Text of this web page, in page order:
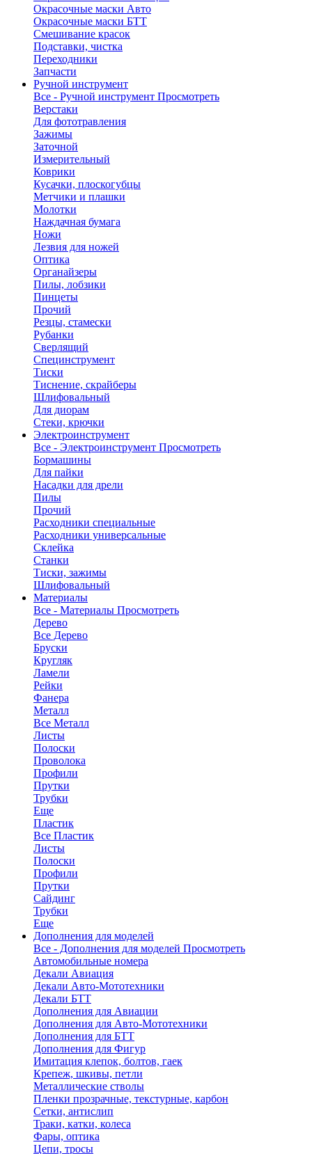
Окрасочные маски Авто
Окрасочные маски БТТ
Смешивание красок
Подставки, чистка
Переходники
Запчасти
Ручной инструмент
Все - Ручной инструмент Просмотреть
Верстаки
Для фототравления
Зажимы
Заточной
Измерительный
Коврики
Кусачки, плоскогубцы
Метчики и плашки
Молотки
Наждачная бумага
Ножи
Лезвия для ножей
Оптика
Органайзеры
Пилы, лобзики
Пинцеты
Прочий
Резцы, стамески
Рубанки
Сверлящий
Специнструмент
Тиски
Тиснение, скрайберы
Шлифовальный
Для диорам
Стеки, крючки
Электроинструмент
Все - Электроинструмент Просмотреть
Бормашины
Для пайки
Насадки для дрели
Пилы
Прочий
Расходники специальные
Расходники универсальные
Склейка
Станки
Тиски, зажимы
Шлифовальный
Материалы
Все - Материалы Просмотреть
Дерево
Все Дерево
Бруски
Кругляк
Ламели
Рейки
Фанера
Металл
Все Металл
Листы
Полоски
Проволока
Профили
Прутки
Трубки
Еще
Пластик
Все Пластик
Листы
Полоски
Профили
Прутки
Сайдинг
Трубки
Еще
Дополнения для моделей
Все - Дополнения для моделей Просмотреть
Автомобильные номера
Декали Авиация
Декали Авто-Мототехники
Декали БТТ
Дополнения для Авиации
Дополнения для Авто-Мототехники
Дополнения для БТТ
Дополнения для Фигур
Имитация клепок, болтов, гаек
Крепеж, шкивы, петли
Металлические стволы
Пленки прозрачные, текстурные, карбон
Сетки, антислип
Траки, катки, колеса
Фары, оптика
Цепи, тросы